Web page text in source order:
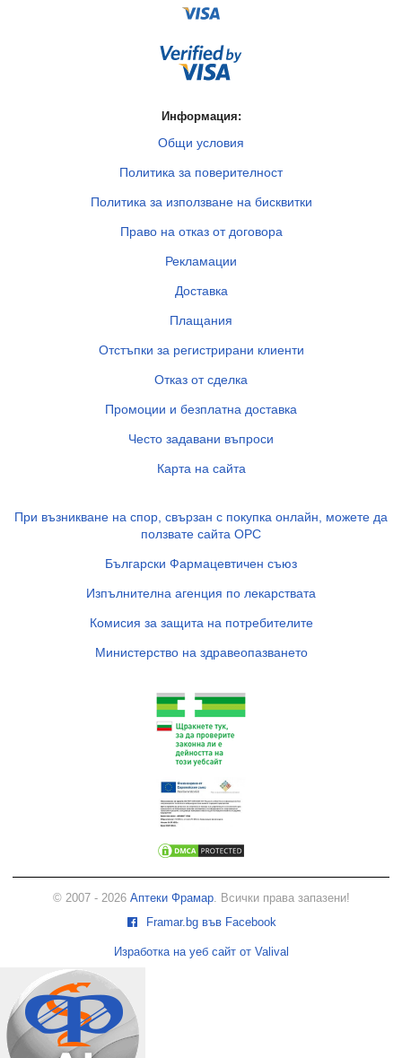
Информация:
Общи условия
Политика за поверителност
Политика за използване на бисквитки
Право на отказ от договора
Рекламации
Доставка
Плащания
Отстъпки за регистрирани клиенти
Отказ от сделка
Промоции и безплатна доставка
Често задавани въпроси
Карта на сайта
При възникване на спор, свързан с покупка онлайн, можете да
ползвате сайта ОРС
Български Фармацевтичен съюз
Изпълнителна агенция по лекарствата
Комисия за защита на потребителите
Министерство на здравеопазването
© 2007 - 2026 Аптеки Фрамар. Всички права запазени!
Framar.bg във Facebook
Изработка на уеб сайт от Valival